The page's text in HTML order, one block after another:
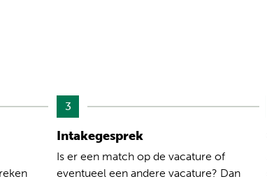
3
Intakegesprek
Is er een match op de vacature of
eventueel een andere vacature? Dan